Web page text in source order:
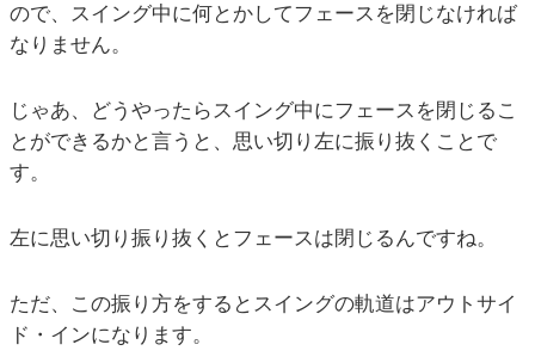
ので、スイング中に何とかしてフェースを閉じなければ
なりません。
じゃあ、どうやったらスイング中にフェースを閉じるこ
とができるかと言うと、思い切り左に振り抜くことで
す。
左に思い切り振り抜くとフェースは閉じるんですね。
ただ、この振り方をするとスイングの軌道はアウトサイ
ド・インになります。